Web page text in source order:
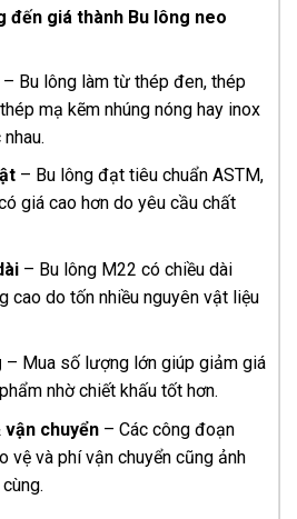
đến giá thành Bu lông neo
Bu lông làm từ thép đen, thép
mạ kẽm nhúng nóng hay inox
– Bu lông đạt tiêu chuẩn ASTM,
giá cao hơn do yêu cầu chất
– Bu lông M22 có chiều dài
cao do tốn nhiều nguyên vật liệu
– Mua số lượng lớn giúp giảm giá
nhờ chiết khấu tốt hơn.
vận chuyển– Các công đoạn
vệ và phí vận chuyển cũng ảnh